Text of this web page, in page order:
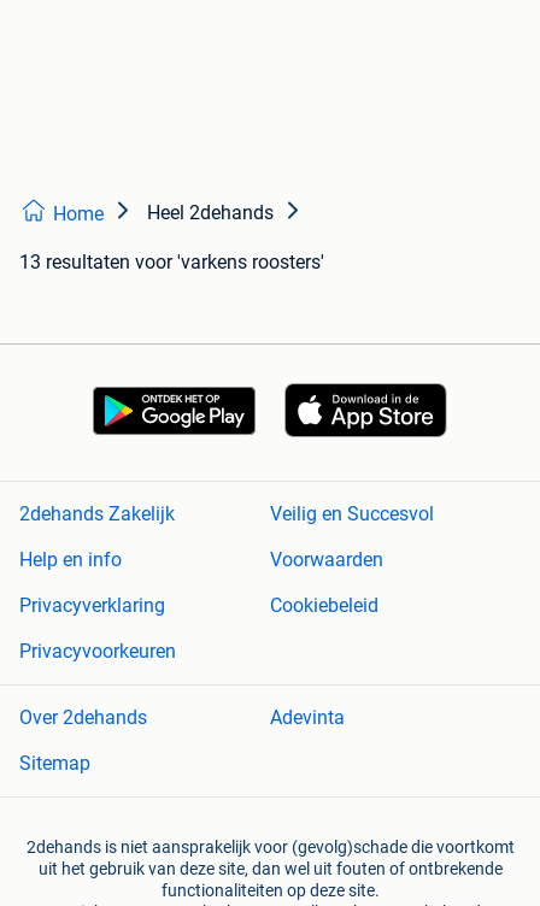
Home Heel 2dehands
13 resultaten voor 'varkens roosters'
2dehands Zakelijk
Veilig en Succesvol
Help en info
Voorwaarden
Privacyverklaring
Cookiebeleid
Privacyvoorkeuren
Over 2dehands
Adevinta
Sitemap
2dehands is niet aansprakelijk voor (gevolg)schade die voortkomt
uit het gebruik van deze site, dan wel uit fouten of ontbrekende
functionaliteiten op deze site.